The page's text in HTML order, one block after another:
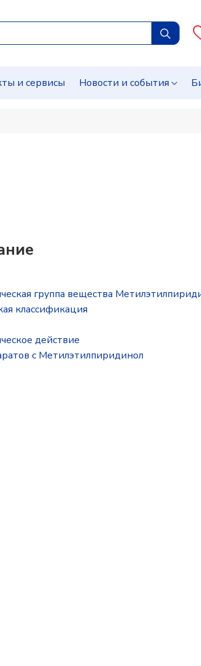
и сервисы Новости и события
группа вещества
классификация
действие
с Метилэтилпиридинол